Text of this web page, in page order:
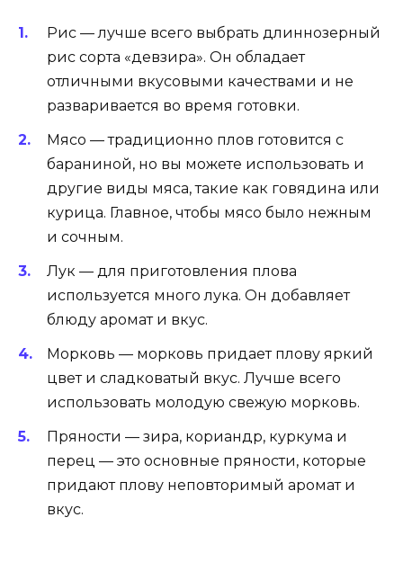
Рис — лучше всего выбрать длиннозерный
рис сорта «девзира». Он обладает
отличными вкусовыми качествами и не
разваривается во время готовки.
Мясо — традиционно плов готовится с
бараниной, но вы можете использовать и
другие виды мяса, такие как говядина или
курица. Главное, чтобы мясо было нежным
и сочным.
Лук — для приготовления плова
используется много лука. Он добавляет
блюду аромат и вкус.
Морковь — морковь придает плову яркий
цвет и сладковатый вкус. Лучше всего
использовать молодую свежую морковь.
Пряности — зира, кориандр, куркума и
перец — это основные пряности, которые
придают плову неповторимый аромат и
вкус.